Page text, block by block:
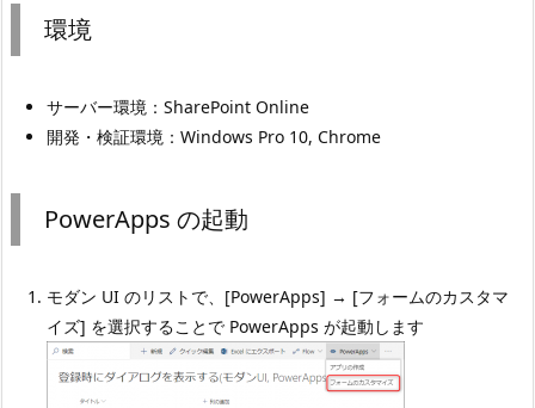
環境
サーバー環境：SharePoint Online
開発・検証環境：Windows Pro 10, Chrome
PowerApps の起動
モダン UI のリストで、[PowerApps] → [フォームのカスタマ
イズ] を選択することで PowerApps が起動します